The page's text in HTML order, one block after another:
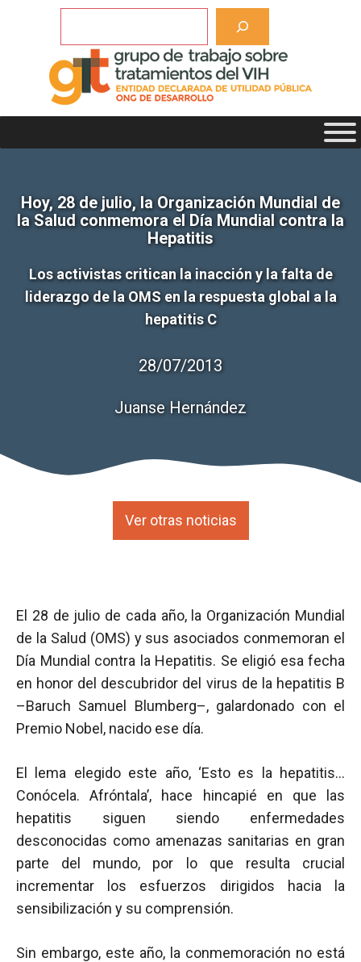
Hoy, 28 de julio, la Organización Mundial de
la Salud conmemora el Día Mundial contra la
Hepatitis
Los activistas critican la inacción y la falta de
liderazgo de la OMS en la respuesta global a la
hepatitis C
28/07/2013
Juanse Hernández
Ver otras noticias
El 28 de julio de cada año, la Organización Mundial
de la Salud (OMS) y sus asociados conmemoran el
Día Mundial contra la Hepatitis. Se eligió esa fecha
en honor del descubridor del virus de la hepatitis B
–Baruch Samuel Blumberg–, galardonado con el
Premio Nobel, nacido ese día.
El lema elegido este año, ‘Esto es la hepatitis…
Conócela. Afróntala’, hace hincapié en que las
hepatitis siguen siendo enfermedades
desconocidas como amenazas sanitarias en gran
parte del mundo, por lo que resulta crucial
incrementar los esfuerzos dirigidos hacia la
sensibilización y su comprensión.
Sin embargo, este año, la conmemoración no está